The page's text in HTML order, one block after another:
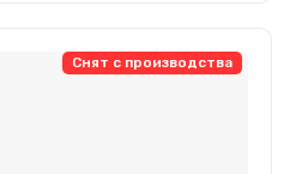
Снят с производства